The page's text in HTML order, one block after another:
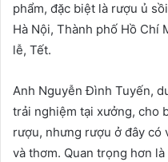
phẩm, đặc biệt là rượu ủ
Hà Nội, Thành phố Hồ Chí
lễ, Tết.
Anh Nguyễn Đình Tuyến,
trải nghiệm tại xưởng, cho
rượu, nhưng rượu ở đây có
và thơm. Quan trọng hơn